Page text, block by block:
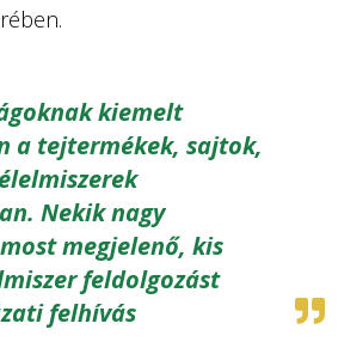
kiemelt
a tejtermékek, sajtok,
Nekik nagy
megjelenő, kis
feldolgozást
felhívás